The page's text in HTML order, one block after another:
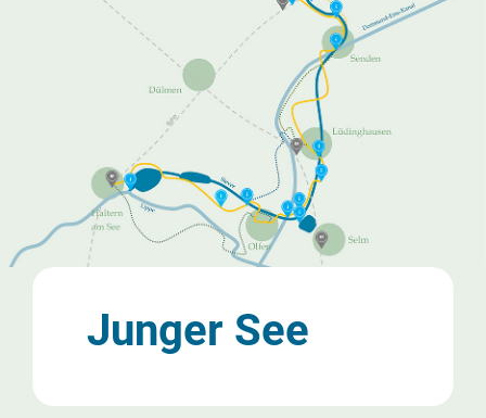
aber tausende Jahre
Geschichte
Was ist das hier?
[gerade den QR-Code an unserer Tafel gescannt? Hier
Stationsbeschreibung